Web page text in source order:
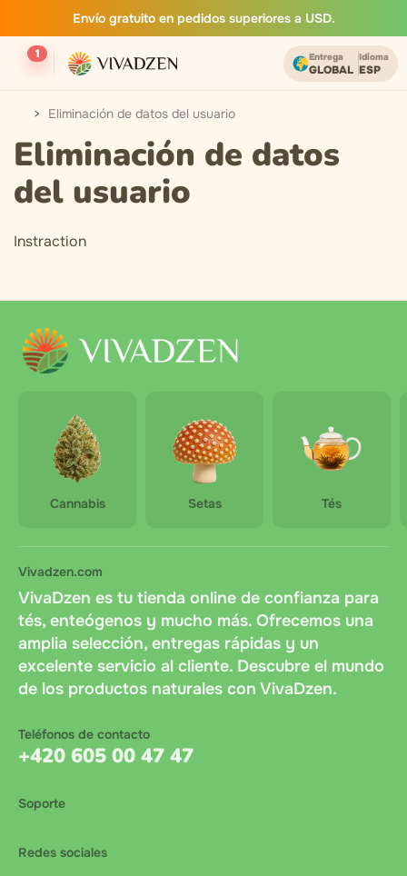
Envío gratuito en pedidos superiores a USD.
1 Entrega
GLOBAL
Idioma
ESP
Eliminación de datos del usuario
Eliminación de datos
del usuario
Instraction
Cannabis Setas Tés
Vivadzen.com
VivaDzen es tu tienda online de confianza para
tés, enteógenos y mucho más. Ofrecemos una
amplia selección, entregas rápidas y un
excelente servicio al cliente. Descubre el mundo
de los productos naturales con VivaDzen.
Teléfonos de contacto
+420 605 00 47 47
Soporte
Redes sociales